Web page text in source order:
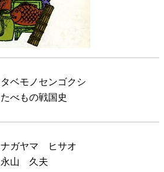
タベモノセンゴクシ
たべもの戦国史
ナガヤマ ヒサオ
永山 久夫